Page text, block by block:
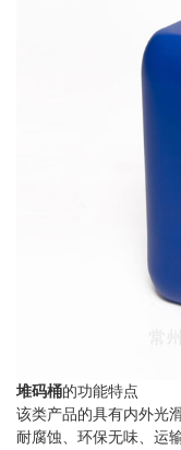
堆码桶的功能特点
该类产品的具有内外光
耐腐蚀、环保无味、运